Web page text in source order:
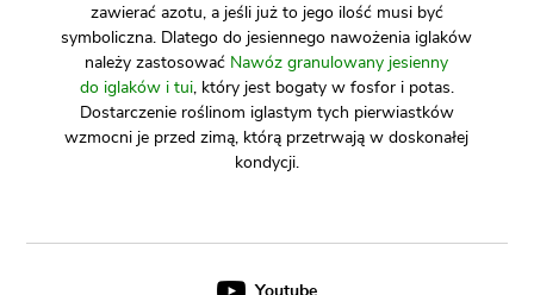
zawierać azotu, a jeśli już to jego ilość musi być
symboliczna. Dlatego do jesiennego nawożenia iglaków
należy zastosować Nawóz granulowany jesienny
do iglaków i tui, który jest bogaty w fosfor i potas.
Dostarczenie roślinom iglastym tych pierwiastków
wzmocni je przed zimą, którą przetrwają w doskonałej
kondycji.
Youtube